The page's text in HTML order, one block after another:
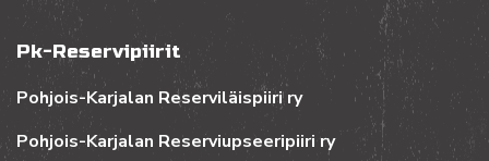
Pk-Reservipiirit
Pohjois-Karjalan Reserviläispiiri ry
Pohjois-Karjalan Reserviupseeripiiri ry